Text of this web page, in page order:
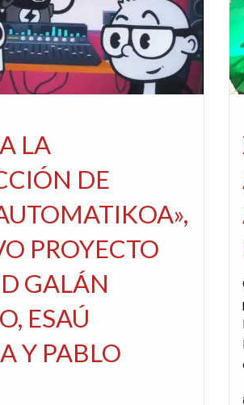
LA
DE
PROYECTO
GALÁN
ESAÚ
Y PABLO